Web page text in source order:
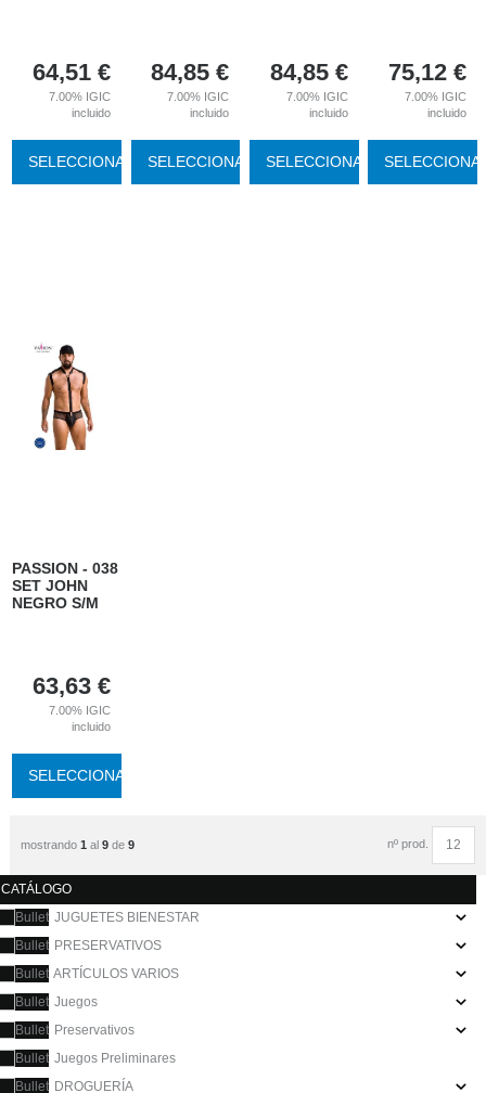
64,51 €
7.00% IGIC
incluido
SELECCIONAR
84,85 €
7.00% IGIC
incluido
SELECCIONAR
84,85 €
7.00% IGIC
incluido
SELECCIONAR
75,12 €
7.00% IGIC
incluido
PASSION - 038
SET JOHN
NEGRO S/M
63,63 €
7.00% IGIC
incluido
SELECCIONAR
mostrando 1 al 9de 9 nº prod.
CATÁLOGO
JUGUETES BIENESTAR
PRESERVATIVOS
ARTÍCULOS VARIOS
Juegos
Preservativos
Juegos Preliminares
DROGUERÍA